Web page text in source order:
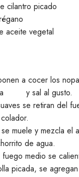
cilantro picado
aceite vegetal
a cocer los
y sal al gusto.
se retiran del
muele y mezcla el
de agua.
fuego medio se
picada, se